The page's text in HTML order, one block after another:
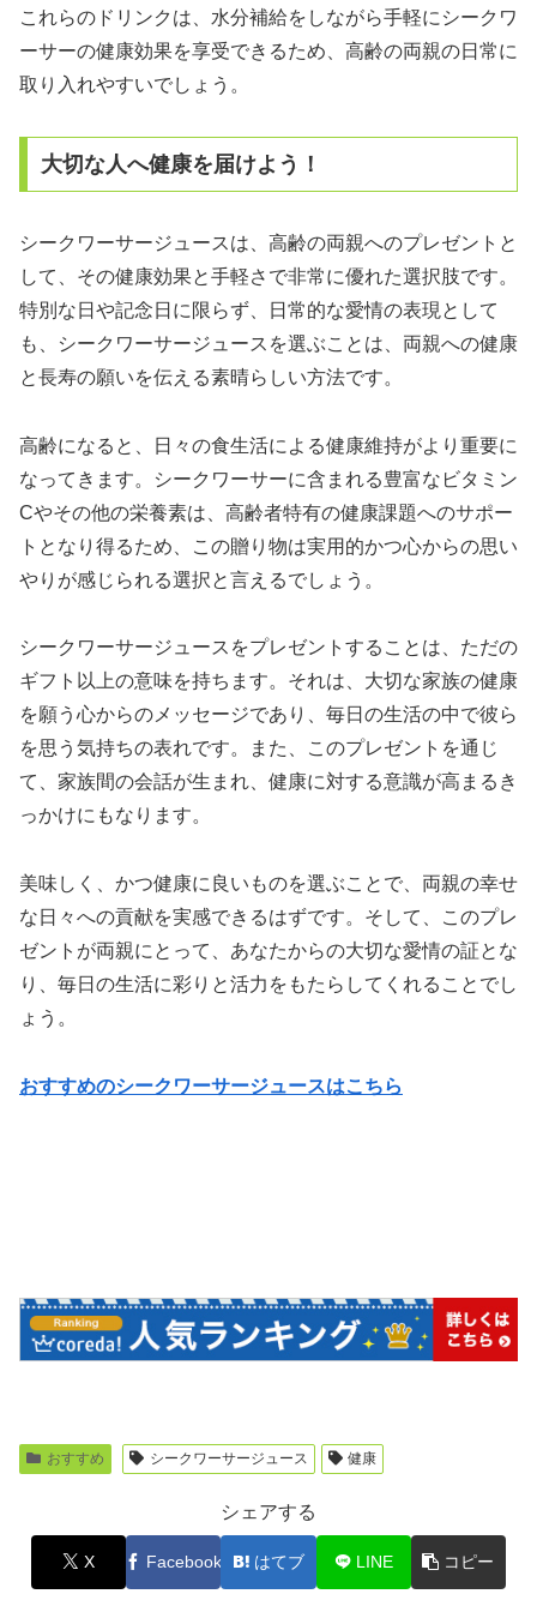
これらのドリンクは、水分補給をしながら手軽にシークワ
ーサーの健康効果を享受できるため、高齢の両親の日常に
取り入れやすいでしょう。
大切な人へ健康を届けよう！
シークワーサージュースは、高齢の両親へのプレゼントと
して、その健康効果と手軽さで非常に優れた選択肢です。
特別な日や記念日に限らず、日常的な愛情の表現として
も、シークワーサージュースを選ぶことは、両親への健康
と長寿の願いを伝える素晴らしい方法です。
高齢になると、日々の食生活による健康維持がより重要に
なってきます。シークワーサーに含まれる豊富なビタミン
Cやその他の栄養素は、高齢者特有の健康課題へのサポー
トとなり得るため、この贈り物は実用的かつ心からの思い
やりが感じられる選択と言えるでしょう。
シークワーサージュースをプレゼントすることは、ただの
ギフト以上の意味を持ちます。それは、大切な家族の健康
を願う心からのメッセージであり、毎日の生活の中で彼ら
を思う気持ちの表れです。また、このプレゼントを通じ
て、家族間の会話が生まれ、健康に対する意識が高まるき
っかけにもなります。
美味しく、かつ健康に良いものを選ぶことで、両親の幸せ
な日々への貢献を実感できるはずです。そして、このプレ
ゼントが両親にとって、あなたからの大切な愛情の証とな
り、毎日の生活に彩りと活力をもたらしてくれることでし
ょう。
おすすめのシークワーサージュースはこちら
おすすめ シークワーサージュース 健康
シェアする
X Facebook はてブ LINE コピー